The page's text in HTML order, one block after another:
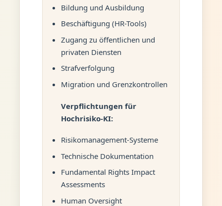
Bildung und Ausbildung
Beschäftigung (HR-Tools)
Zugang zu öffentlichen und
privaten Diensten
Strafverfolgung
Migration und Grenzkontrollen
Verpflichtungen für
Hochrisiko-KI:
Risikomanagement-Systeme
Technische Dokumentation
Fundamental Rights Impact
Assessments
Human Oversight